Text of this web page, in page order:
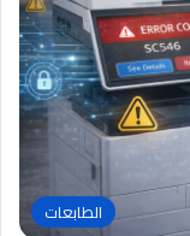
الطابعات